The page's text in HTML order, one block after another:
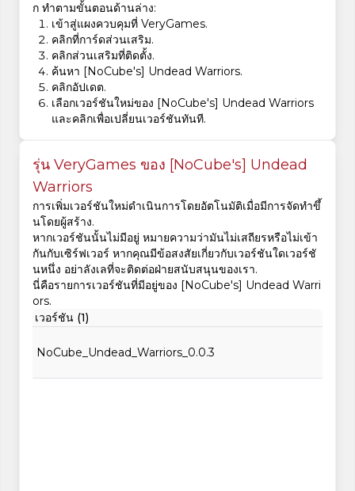
ก ทำตามขั้นตอนด้านล่าง:
เข้าสู่แผงควบคุมที่ VeryGames.
คลิกที่การ์ดส่วนเสริม.
คลิกส่วนเสริมที่ติดตั้ง.
ค้นหา [NoCube's] Undead Warriors.
คลิกอัปเดต.
เลือกเวอร์ชันใหม่ของ [NoCube's] Undead Warriors
และคลิกเพื่อเปลี่ยนเวอร์ชันทันที.
รุ่น VeryGames ของ [NoCube's] Undead
Warriors
การเพิ่มเวอร์ชันใหม่ดำเนินการโดยอัตโนมัติเมื่อมีการจัดทำขึ้
นโดยผู้สร้าง.
หากเวอร์ชันนั้นไม่มีอยู่ หมายความว่ามันไม่เสถียรหรือไม่เข้า
กันกับเซิร์ฟเวอร์ หากคุณมีข้อสงสัยเกี่ยวกับเวอร์ชันใดเวอร์ชั
นหนึ่ง อย่าลังเลที่จะติดต่อฝ่ายสนับสนุนของเรา.
นี่คือรายการเวอร์ชันที่มีอยู่ของ [NoCube's] Undead Warri
ors.
เวอร์ชัน (1)
NoCube_Undead_Warriors_0.0.3